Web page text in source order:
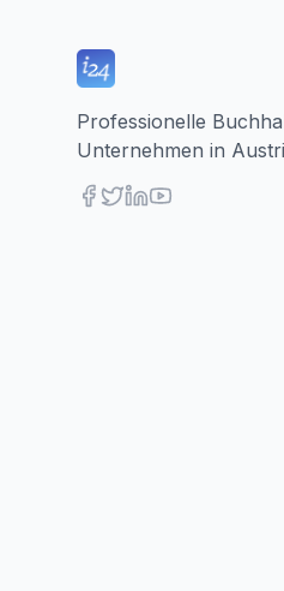
Professionelle
Unternehmen in